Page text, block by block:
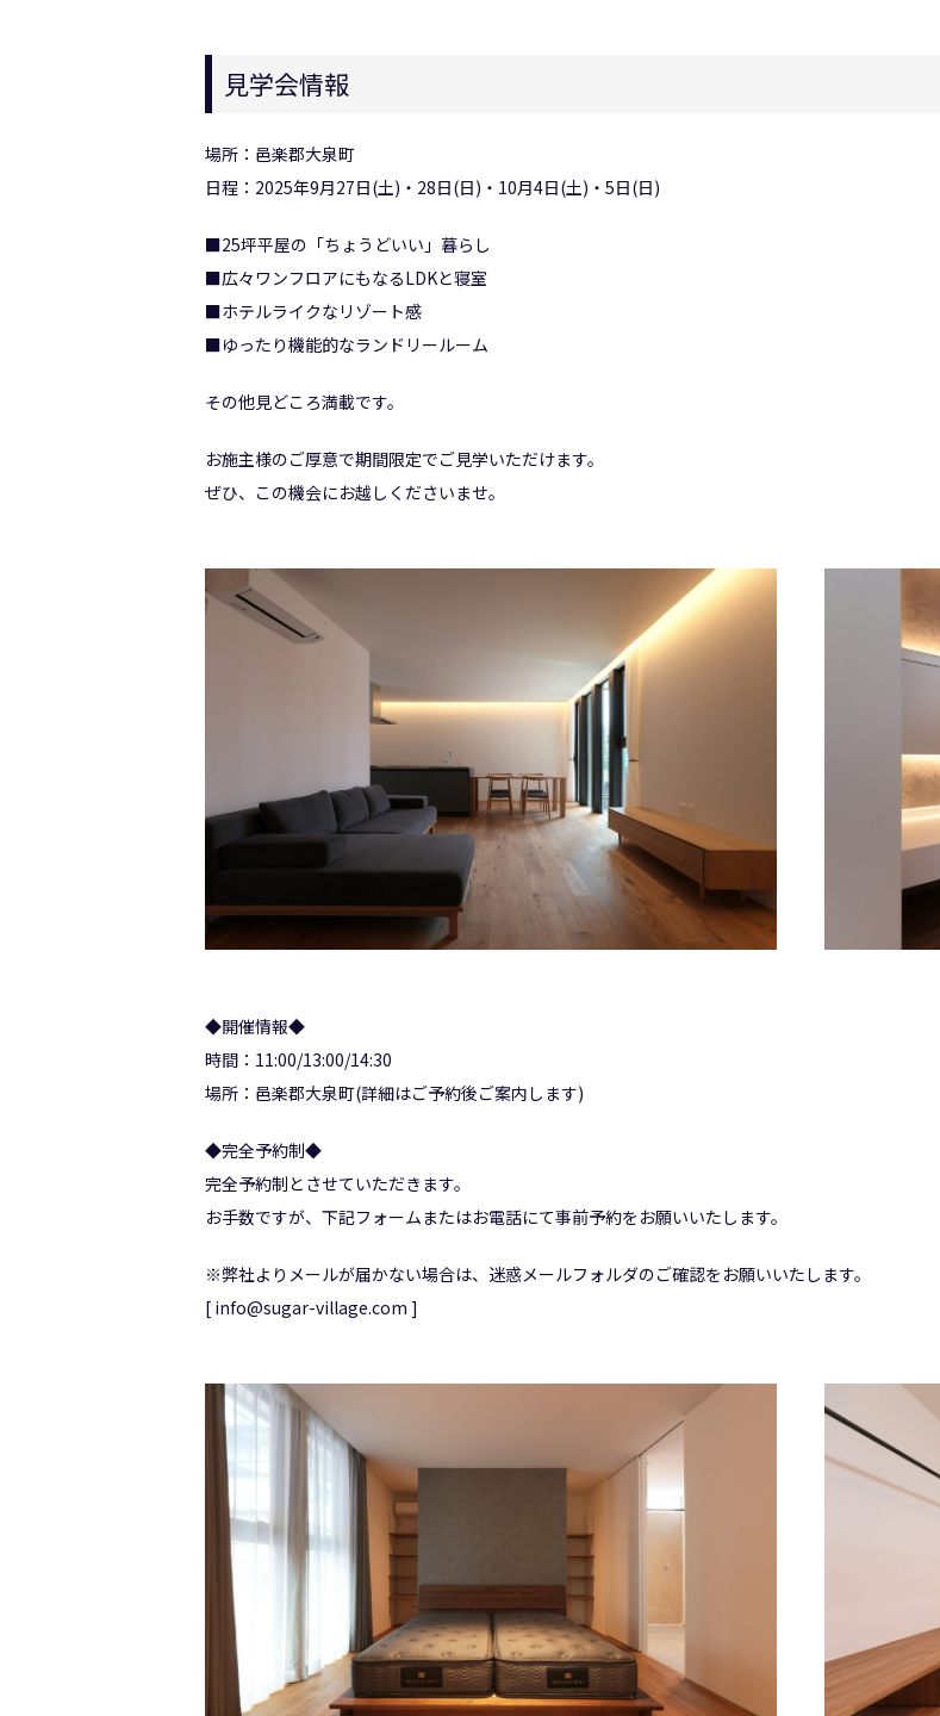
見学会情報
場所：邑楽郡大泉町
日程：2025年9月27日(土)・28日(日)・10月4日(土)・5日(日)
■25坪平屋の「ちょうどいい」暮らし
■広々ワンフロアにもなるLDKと寝室
■ホテルライクなリゾート感
■ゆったり機能的なランドリールーム
その他見どころ満載です。
お施主様のご厚意で期間限定でご見学いただけます。
ぜひ、この機会にお越しくださいませ。
◆開催情報◆
時間：11:00/13:00/14:30
場所：邑楽郡大泉町(詳細はご予約後ご案内します)
◆完全予約制◆
完全予約制とさせていただきます。
お手数ですが、下記フォームまたはお電話にて事前予約をお願いいたします。
※弊社よりメールが届かない場合は、迷惑メールフォルダのご確認をお願いいたします。
[ info@sugar-village.com ]